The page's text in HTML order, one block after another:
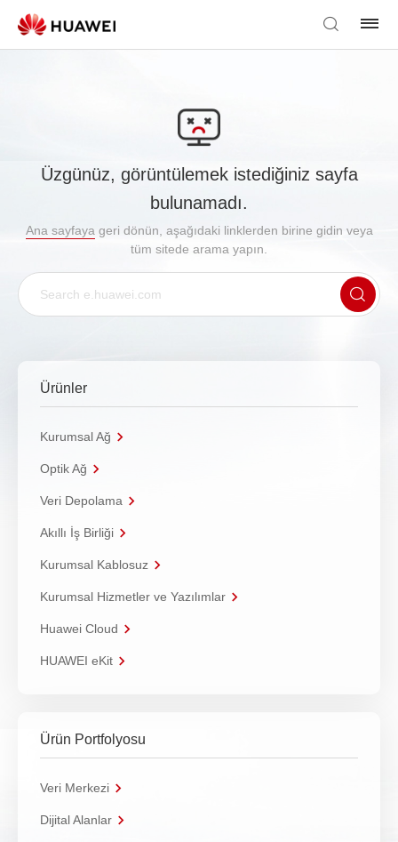
Üzgünüz, görüntülemek istediğiniz sayfa
bulunamadı.
Ana sayfaya geri dönün, aşağıdaki linklerden birine gidin veya
tüm sitede arama yapın.
Ürünler
Kurumsal Ağ
Optik Ağ
Veri Depolama
Akıllı İş Birliği
Kurumsal Kablosuz
Kurumsal Hizmetler ve Yazılımlar
Huawei Cloud
HUAWEI eKit
Ürün Portfolyosu
Veri Merkezi
Dijital Alanlar